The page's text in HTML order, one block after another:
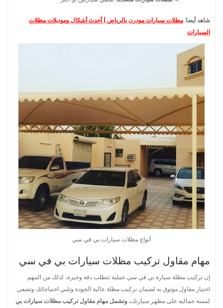
شاهد أيضا:مظلات سيارات مودرن بالرياض | أحدث أشكال وموديلات مظلات
السيارات.
أنواع مظلات سيارات بي في سي
مهام مقاول تركيب مظلات سيارات بي في سي
إن تركيب مظلة سيارة بي في سي عملية تتطلب دقة وخبرة، لذلك من المهم
اختيار مقاول موثوق به لضمان تركيب مظلة عالية الجودة وتلبي احتياجاتك وتضفي
لمسة جمالية على مظهر سيارتك، وتشمل مهام مقاول تركيب مظلات سيارات بي